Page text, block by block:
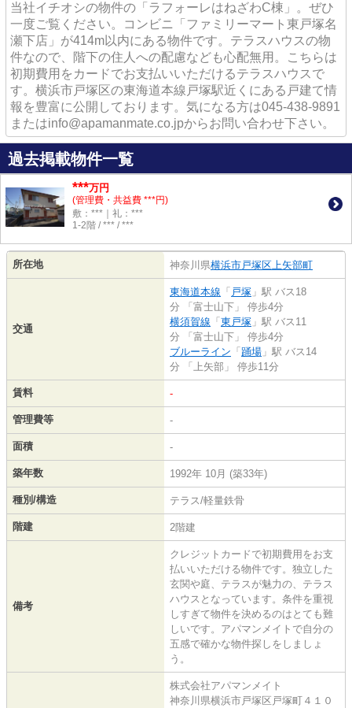
当社イチオシの物件の「ラフォーレはねざわC棟」。ぜひ
一度ご覧ください。コンビニ「ファミリーマート東戸塚名
瀬下店」が414m以内にある物件です。テラスハウスの物
件なので、階下の住人への配慮なども心配無用。こちらは
初期費用をカードでお支払いいただけるテラスハウスで
す。横浜市戸塚区の東海道本線戸塚駅近くにある戸建て情
報を豊富に公開しております。気になる方は045-438-9891
またはinfo@apamanmate.co.jpからお問い合わせ下さい。
過去掲載物件一覧
***万円
(管理費・共益費 ***円)
敷：***｜礼：***
1-2階 / *** / ***
所在地 神奈川県横浜市戸塚区上矢部町
交通
東海道本線 「 戸塚 」駅 バス18
分 「富士山下」 停歩4分
横須賀線 「 東戸塚 」駅 バス11
分 「富士山下」 停歩4分
ブルーライン 「 踊場 」駅 バス14
分 「上矢部」 停歩11分
賃料 -
管理費等 -
面積 -
築年数 1992年 10月 (築33年)
種別/構造 テラス/軽量鉄骨
階建 2階建
備考
クレジットカードで初期費用をお支
払いいただける物件です。独立した
玄関や庭、テラスが魅力の、テラス
ハウスとなっています。条件を重視
しすぎて物件を決めるのはとても難
しいです。アパマンメイトで自分の
五感で確かな物件探しをしましょ
う。
株式会社アパマンメイト
神奈川県横浜市戸塚区戸塚町４１０